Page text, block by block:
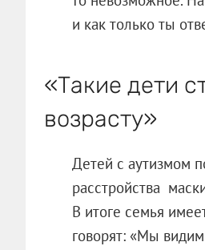
и как только ты
«Такие дети
возрасту»
Детей с аутизмом
расстройства
В итоге семья
говорят: «Мы